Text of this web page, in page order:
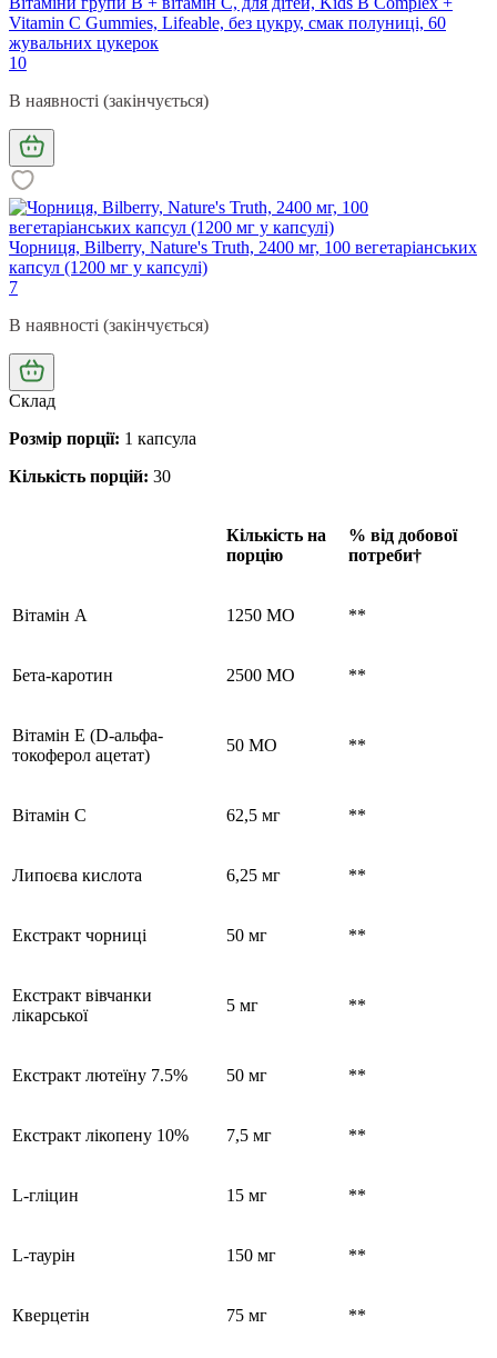
Vitamin C Gummies, Lifeable, без цукру, смак полуниці, 60
жувальних цукерок
10
В наявності (закінчується)
Чорниця, Bilberry, Nature's Truth, 2400 мг, 100 вегетаріанських
капсул (1200 мг у капсулі)
7
В наявності (закінчується)
Склад
Розмір порції: 1 капсула
Кількість порцій: 30
Кількість на
порцію
% від добової
потреби†
Вітамін А 1250 МО **
Бета-каротин 2500 МО **
Вітамін Е (D-альфа-
токоферол ацетат)
50 МО **
Вітамін С 62,5 мг **
Липоєва кислота 6,25 мг **
Екстракт чорниці 50 мг **
Екстракт вівчанки
лікарської
5 мг **
Екстракт лютеїну 7.5% 50 мг **
Екстракт лікопену 10% 7,5 мг **
L-гліцин 15 мг **
L-таурін 150 мг **
Кверцетін 75 мг **